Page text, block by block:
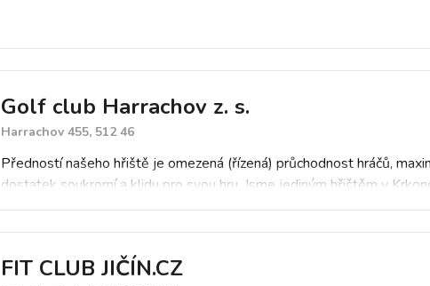
Golf club Harrachov z. s.
Harrachov 455, 512 46
Předností našeho hřiště je omezená (řízená) průchodnost hráčů,
dostatek soukromí a klidu pro svou hru. Jsme jediným hřištěm v
projektu rodinný golf - "Family Courses", děti se tak stávají
FIT CLUB JIČÍN.CZ